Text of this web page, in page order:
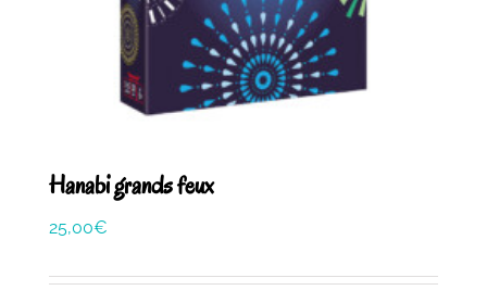
Hanabi grands feux
25,00€